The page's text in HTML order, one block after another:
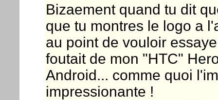
Bizaement quand tu dit
que tu montres le logo a
au point de vouloir
foutait de mon "HTC"
Android... comme quoi
impressionante !